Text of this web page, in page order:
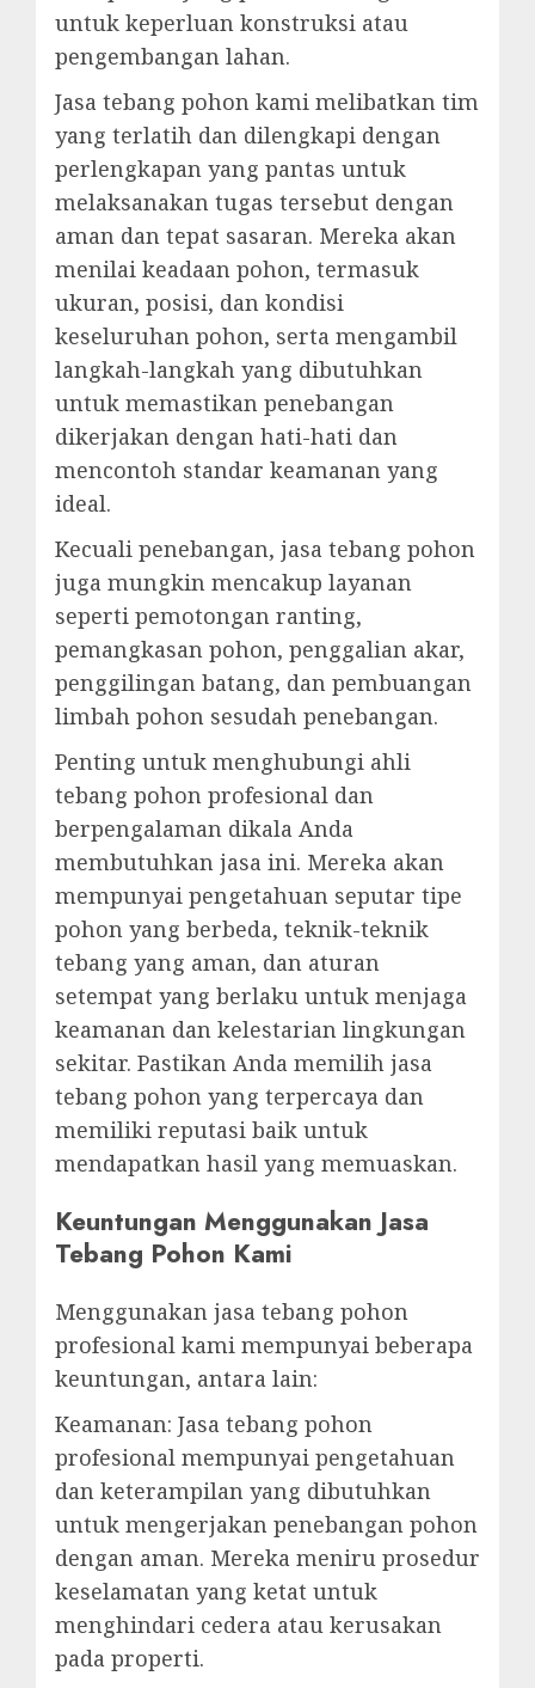
untuk keperluan konstruksi atau
pengembangan lahan.
Jasa tebang pohon kami melibatkan tim
yang terlatih dan dilengkapi dengan
perlengkapan yang pantas untuk
melaksanakan tugas tersebut dengan
aman dan tepat sasaran. Mereka akan
menilai keadaan pohon, termasuk
ukuran, posisi, dan kondisi
keseluruhan pohon, serta mengambil
langkah-langkah yang dibutuhkan
untuk memastikan penebangan
dikerjakan dengan hati-hati dan
mencontoh standar keamanan yang
ideal.
Kecuali penebangan, jasa tebang pohon
juga mungkin mencakup layanan
seperti pemotongan ranting,
pemangkasan pohon, penggalian akar,
penggilingan batang, dan pembuangan
limbah pohon sesudah penebangan.
Penting untuk menghubungi ahli
tebang pohon profesional dan
berpengalaman dikala Anda
membutuhkan jasa ini. Mereka akan
mempunyai pengetahuan seputar tipe
pohon yang berbeda, teknik-teknik
tebang yang aman, dan aturan
setempat yang berlaku untuk menjaga
keamanan dan kelestarian lingkungan
sekitar. Pastikan Anda memilih jasa
tebang pohon yang terpercaya dan
memiliki reputasi baik untuk
mendapatkan hasil yang memuaskan.
Keuntungan Menggunakan Jasa
Tebang Pohon Kami
Menggunakan jasa tebang pohon
profesional kami mempunyai beberapa
keuntungan, antara lain:
Keamanan: Jasa tebang pohon
profesional mempunyai pengetahuan
dan keterampilan yang dibutuhkan
untuk mengerjakan penebangan pohon
dengan aman. Mereka meniru prosedur
keselamatan yang ketat untuk
menghindari cedera atau kerusakan
pada properti.